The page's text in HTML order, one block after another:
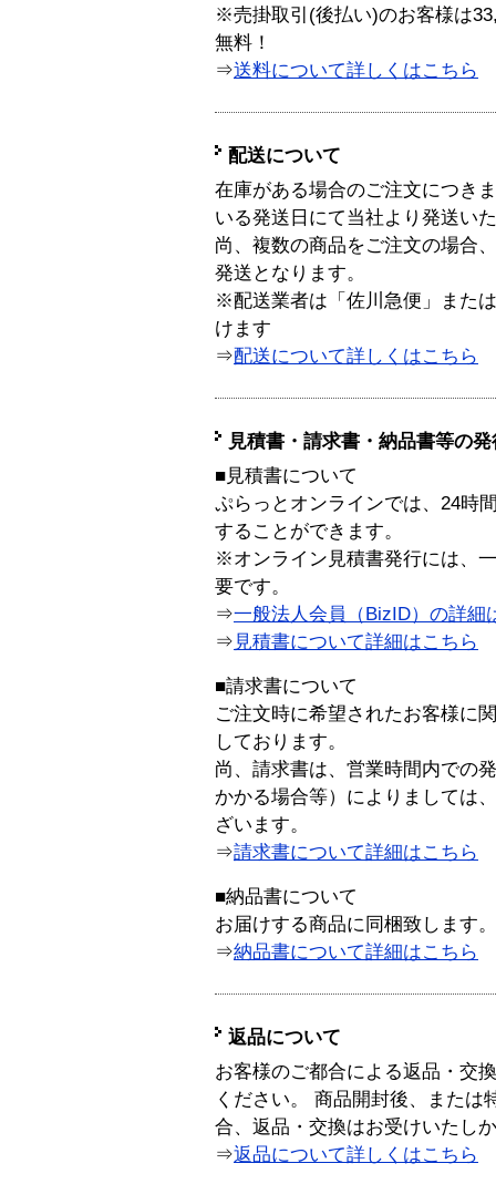
※売掛取引(後払い)のお客様は
無料！
⇒送料について詳しくはこちら
配送について
在庫がある場合のご注文につき
いる発送日にて当社より発送い
尚、複数の商品をご注文の場合
発送となります。
※配送業者は「佐川急便」また
けます
⇒配送について詳しくはこちら
見積書・請求書・納品書等の
■見積書について
ぷらっとオンラインでは、24時
することができます。
※オンライン見積書発行には、
要です。
⇒一般法人会員（BizID）の詳細
⇒ 見積書について詳細はこちら
■請求書について
ご注文時に希望されたお客様に
しております。
尚、請求書は、営業時間内での
かかる場合等）によりましては
ざいます。
⇒請求書について詳細はこちら
■納品書について
お届けする商品に同梱致します。
⇒納品書について詳細はこちら
返品について
お客様のご都合による返品・交
ください。 商品開封後、または
合、返品・交換はお受けいたし
⇒返品について詳しくはこちら